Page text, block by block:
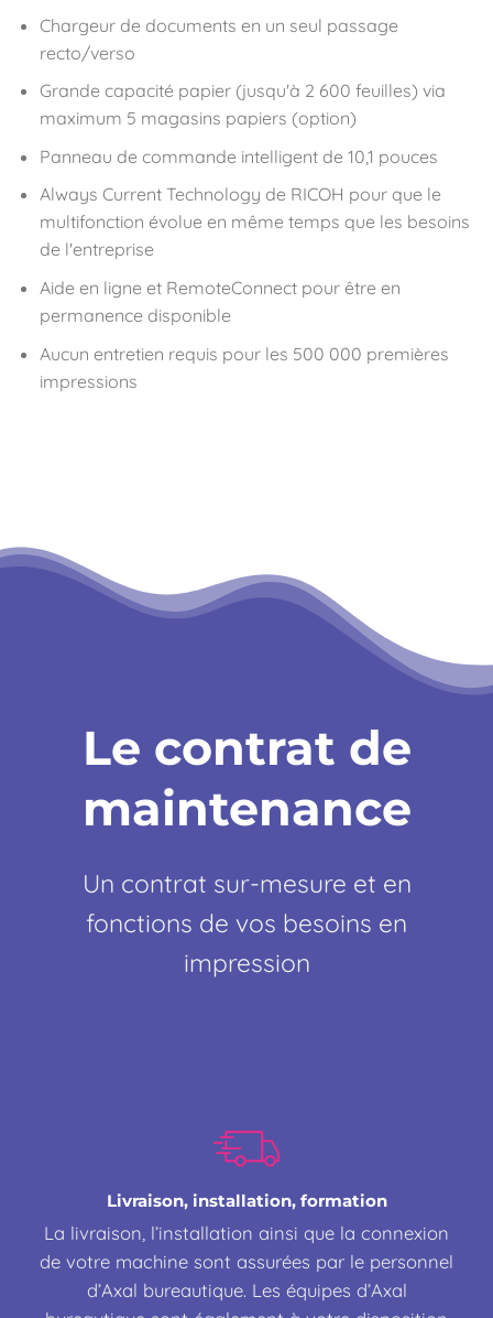
Chargeur de documents en un seul passage
recto/verso
Grande capacité papier (jusqu'à 2 600 feuilles) via
maximum 5 magasins papiers (option)
Panneau de commande intelligent de 10,1 pouces
Always Current Technology de RICOH pour que le
multifonction évolue en même temps que les besoins
de l'entreprise
Aide en ligne et RemoteConnect pour être en
permanence disponible
Aucun entretien requis pour les 500 000 premières
impressions
Le contrat de
maintenance
Un contrat sur-mesure et en
fonctions de vos besoins en
impression
Livraison, installation, formation
La livraison, l’installation ainsi que la connexion
de votre machine sont assurées par le personnel
d’Axal bureautique. Les équipes d’Axal